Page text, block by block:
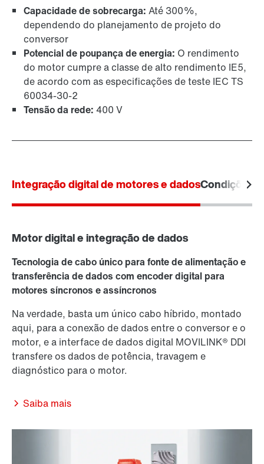
Capacidade de sobrecarga: Até 300%,
dependendo do planejamento de projeto do
conversor
Potencial de poupança de energia: O rendimento
do motor cumpre a classe de alto rendimento IE5,
de acordo com as especificações de teste IEC TS
60034‑30‑2
Tensão da rede: 400 V
Integração digital de motores e dadosCondições
Motor digital e integração de dados
Tecnologia de cabo único para fonte de alimentação e
transferência de dados com encoder digital para
motores síncronos e assíncronos
Na verdade, basta um único cabo híbrido, montado
aqui, para a conexão de dados entre o conversor e o
motor, e a interface de dados digital MOVILINK® DDI
transfere os dados de potência, travagem e
diagnóstico para o motor.
Saiba mais